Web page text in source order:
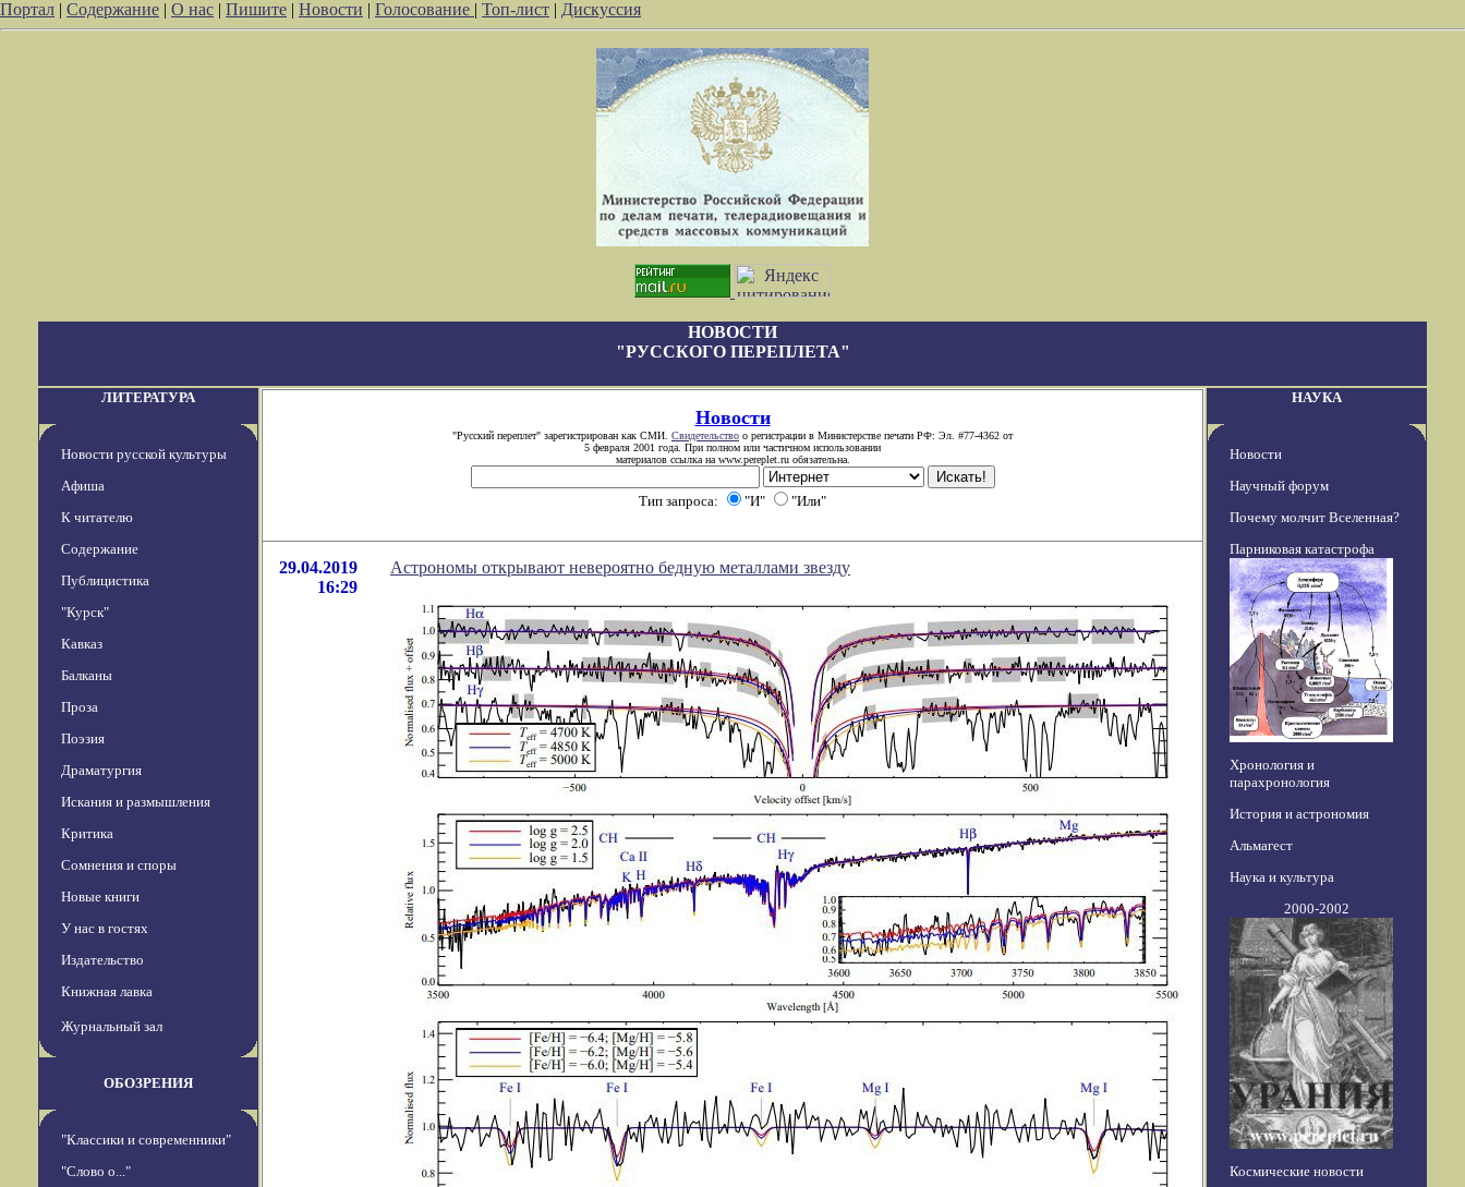
Портал | Содержание | О нас | Пишите | Новости | Голосование | Топ-лист | Дискуссия
НОВОСТИ
"РУССКОГО ПЕРЕПЛЕТА"
ЛИТЕРАТУРА
Новости русской культуры
Афиша
К читателю
Содержание
Публицистика
"Курск"
Кавказ
Балканы
Проза
Поэзия
Драматургия
Искания и размышления
Критика
Сомнения и споры
Новые книги
У нас в гостях
Издательство
Книжная лавка
Журнальный зал
ОБОЗРЕНИЯ
"Классики и современники"
"Слово о..."
Новости
"Русский переплет" зарегистрирован как СМИ. Свидетельство о регистрации в Министерстве печати РФ: Эл. #77-4362 от
5 февраля 2001 года. При полном или частичном использовании
материалов ссылка на www.pereplet.ru обязательна.
Тип запроса: "И" "Или"
29.04.2019
16:29
Астрономы открывают невероятно бедную металлами звезду
НАУКА
Новости
Научный форум
Почему молчит Вселенная?
Парниковая катастрофа
Хронология и
парахронология
История и астрономия
Альмагест
Наука и культура
2000-2002
Космические новости